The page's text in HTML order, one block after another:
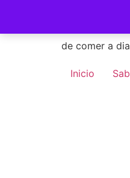
content
de comer a
Inicio